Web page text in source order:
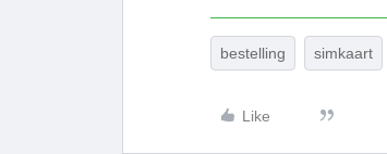
bestelling simkaart
Like